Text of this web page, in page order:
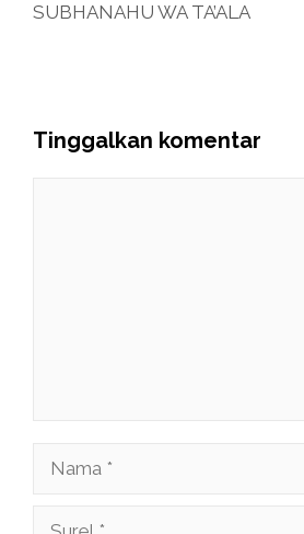
SUBHANAHU WA TA’ALA
Tinggalkan komentar
Nama
Surel